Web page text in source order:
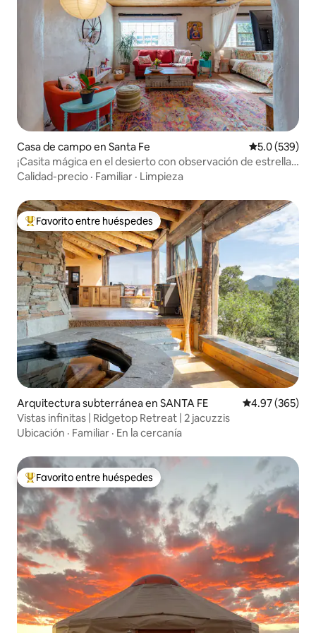
Casa de campo en Santa Fe Calificación
5.0 (539)
¡Casita mágica en el desierto con observación de estrellas
y senderismo!
Calidad-precio · Familiar · Limpieza
Favorito entre huéspedes preferido
Favorito entre huéspedes
Arquitectura subterránea en SANTA FE Calificación
4.97 (365)
Vistas infinitas | Ridgetop Retreat | 2 jacuzzis
Ubicación · Familiar · En la cercanía
Favorito entre huéspedes preferido
Favorito entre huéspedes